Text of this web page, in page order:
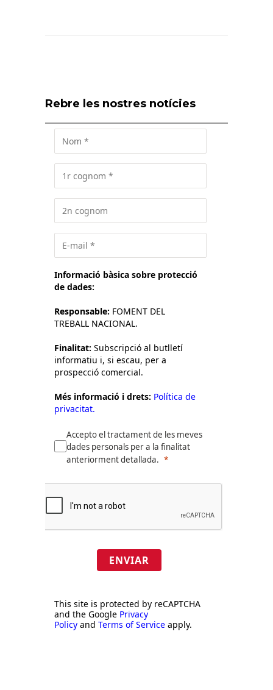
Rebre les nostres notícies
Informació bàsica sobre protecció
de dades:
Responsable: FOMENT DEL
TREBALL NACIONAL.
Finalitat: Subscripció al butlletí
informatiu i, si escau, per a
prospecció comercial.
Més informació i drets: Política de
privacitat.
Accepto el tractament de les meves
dades personals per a la finalitat
anteriorment detallada.
ENVIAR
This site is protected by reCAPTCHA
and the Google Privacy
Policy and Terms of Service apply.